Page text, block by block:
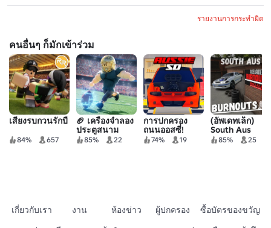
รายงานการกระทำผิด
คนอื่นๆ ก็มักเข้าร่วม
เสียงรบกวนรักบี้
84% 657
🏈 เครื่องจําลอง
ประตูสนาม
85% 22
การปกครอง
ถนนออสซี่!
74% 19
(อัพเดทเล็ก)
South Aus
Burnouts
85% 25
เกี่ยวกับเรา งาน ห้องข่าว ผู้ปกครอง
ซื้อบัตรของขวัญ